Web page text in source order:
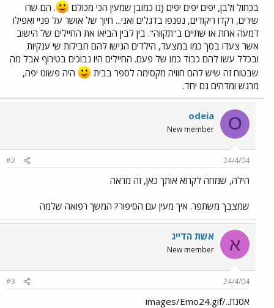
בכחול ולבן, יפים יפים יפים (נו כמובן שמעין הכי מכולם
. הם שרו
שירים, רקדו ריקודים, נפנפו בדגלים ואני... חיוך של אושר על פניי ואפילו
דמעה אחת או שתיים ב"תקווה". בין לבין הביאו את החיילים של הישוב
אשר צעדו בסך כמו במצעד, הילדים הגישו להם חבילות שי ענקיות
ובכלל עשו להם כבוד כמו של פעם. החיילים היו נבוכים בטירוף אבל מה
שבטוח זה שיש להם חוויה מקסימה לספר בבית
היה פשוט יפה,
מרגש ומדהים גם יחד.
O
odeia
New member
24/4/04
#2
הילה, שמחה לקרוא אותך כאן, זה מראה
שמצבך משתפר. איך מעין עם הסיפור? המשך רפואה שלמה
א אשת הדייג
New member
24/4/04
#3
אסנת../images/Emo24.gif